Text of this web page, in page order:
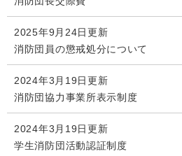
2025年9月24日更新
消防団員の懲戒処分について
2024年3月19日更新
消防団協力事業所表示制度
2024年3月19日更新
学生消防団活動認証制度